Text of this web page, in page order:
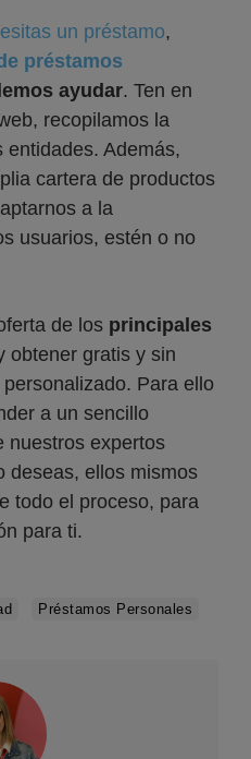
un préstamo,
préstamos
ayudar. Ten en
recopilamos la
Además,
cartera de productos
a la
usuarios, estén o no
de los principales
obtener gratis y sin
Para ello
a un sencillo
nuestros expertos
deseas, ellos mismos
todo el proceso, para
para ti.
Préstamos Personales